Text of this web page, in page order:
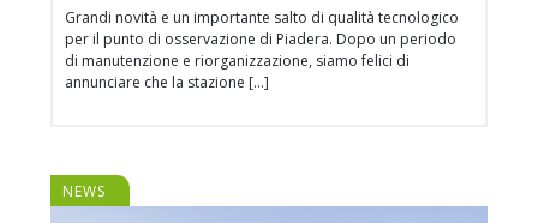
Grandi novità e un importante salto di qualità tecnologico
per il punto di osservazione di Piadera. Dopo un periodo
di manutenzione e riorganizzazione, siamo felici di
annunciare che la stazione […]
NEWS